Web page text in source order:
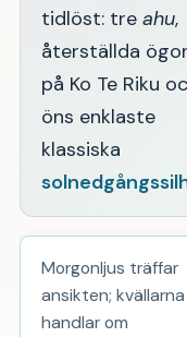
tidlöst: treahu,
återställda
på Ko Te Riku
öns enklaste
klassiska
Morgonljus träffar
ansikten; kvällarna
handlar om